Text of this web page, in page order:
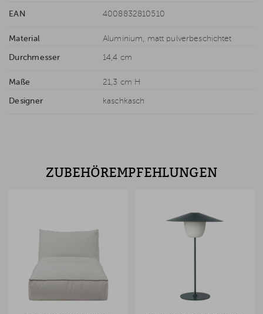
EAN 4008832810510
Material Aluminium, matt pulverbeschichtet
Durchmesser 14,4 cm
Maße 21,3 cm H
Designer kaschkasch
ZUBEHÖREMPFEHLUNGEN